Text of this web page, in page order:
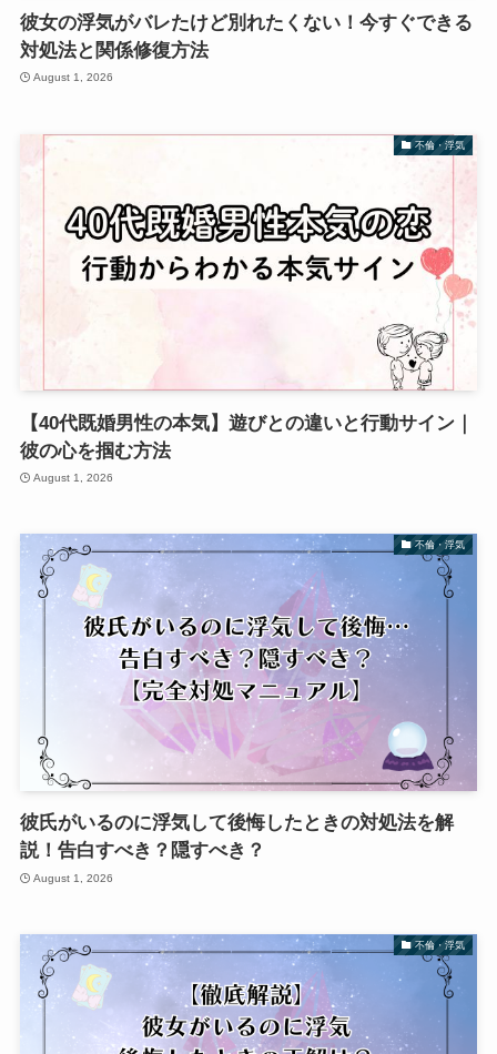
彼女の浮気がバレたけど別れたくない！今すぐできる
対処法と関係修復方法
August 1, 2026
不倫・浮気
【40代既婚男性の本気】遊びとの違いと行動サイン｜
彼の心を掴む方法
August 1, 2026
不倫・浮気
彼氏がいるのに浮気して後悔したときの対処法を解
説！告白すべき？隠すべき？
August 1, 2026
不倫・浮気